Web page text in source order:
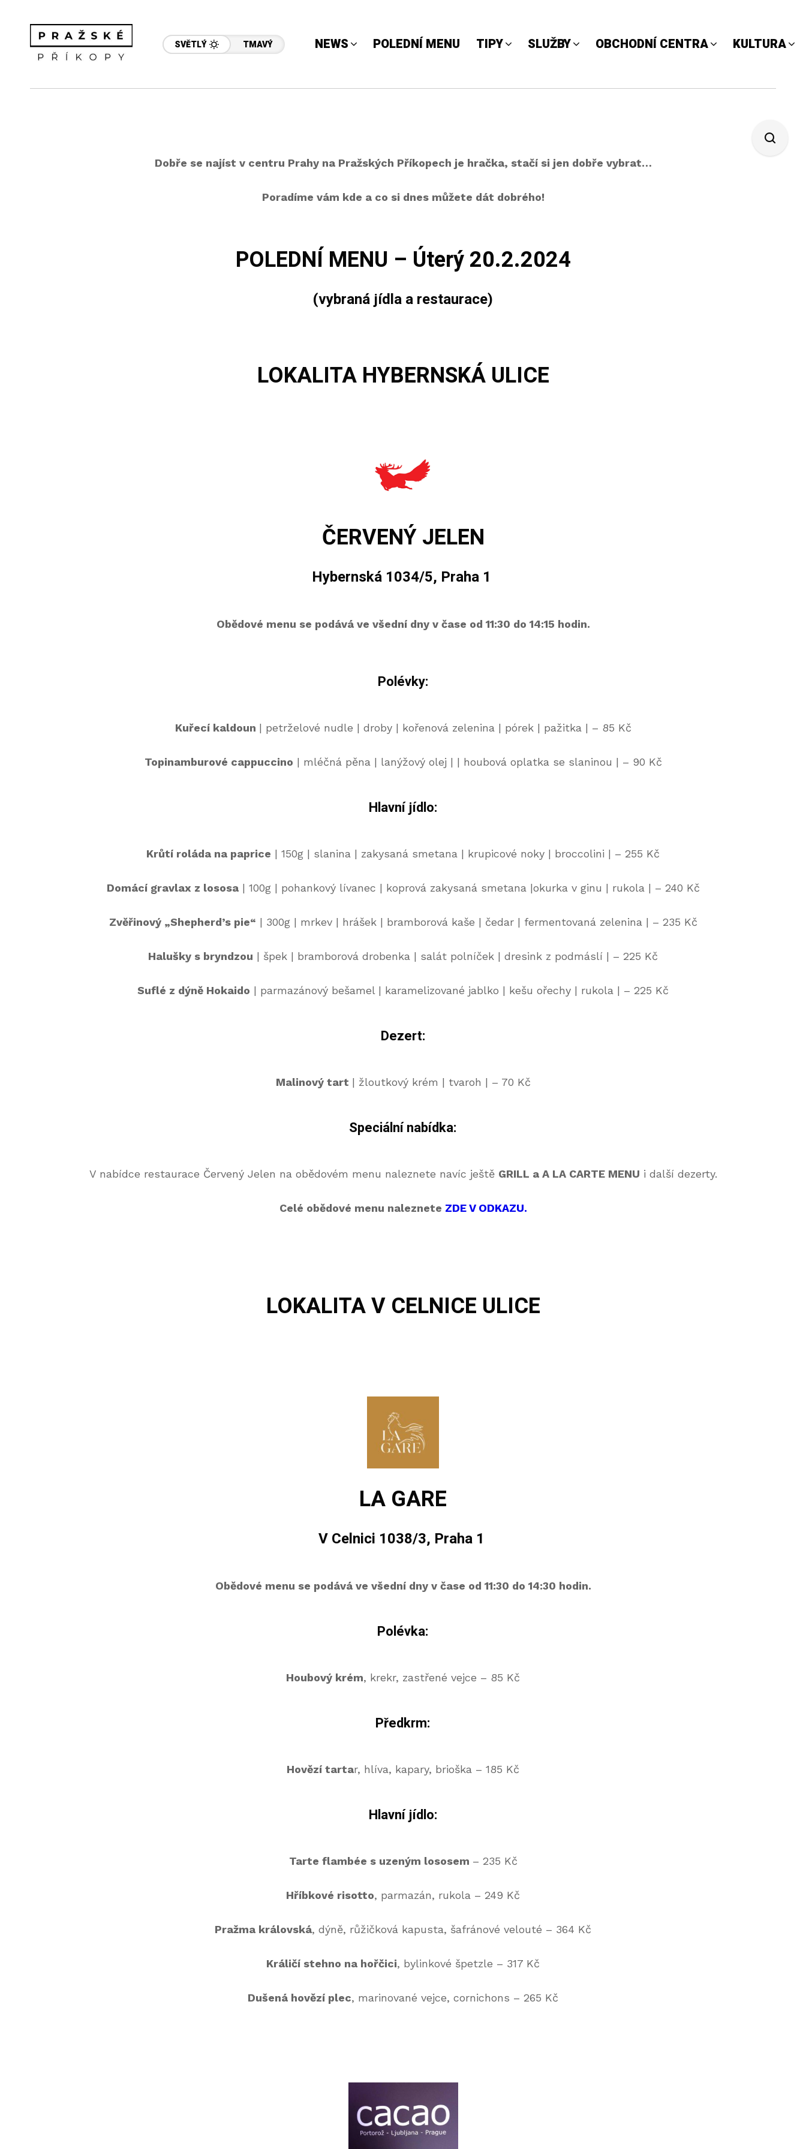
SVĚTLÝ TMAVÝ NEWS POLEDNÍ MENU TIPY SLUŽBY OBCHODNÍ CENTRA KULTURA
Dobře se najíst v centru Prahy na Pražských Příkopech je hračka, stačí si jen dobře vybrat…
Poradíme vám kde a co si dnes můžete dát dobrého!
POLEDNÍ MENU – Úterý 20.2.2024
(vybraná jídla a restaurace)
LOKALITA HYBERNSKÁ ULICE
ČERVENÝ JELEN
Hybernská 1034/5, Praha 1
Obědové menu se podává ve všední dny v čase od 11:30 do 14:15 hodin.
Polévky:
Kuřecí kaldoun | petrželové nudle | droby | kořenová zelenina | pórek | pažitka | – 85 Kč
Topinamburové cappuccino | mléčná pěna | lanýžový olej | | houbová oplatka se slaninou | – 90 Kč
Hlavní jídlo:
Krůtí roláda na paprice | 150g | slanina | zakysaná smetana | krupicové noky | broccolini | – 255 Kč
Domácí gravlax z lososa| 100g | pohankový lívanec | koprová zakysaná smetana |okurka v ginu | rukola | – 240 Kč
Zvěřinový „Shepherd’s pie“ | 300g | mrkev | hrášek | bramborová kaše | čedar | fermentovaná zelenina | – 235 Kč
Halušky s bryndzou | špek | bramborová drobenka | salát polníček | dresink z podmáslí | – 225 Kč
Suflé z dýně Hokaido | parmazánový bešamel | karamelizované jablko | kešu ořechy | rukola | – 225 Kč
Dezert:
Malinový tart | žloutkový krém | tvaroh | – 70 Kč
Speciální nabídka:
V nabídce restaurace Červený Jelen na obědovém menu naleznete navíc ještě GRILL a A LA CARTE MENU i další dezerty.
Celé obědové menu naleznete ZDE V ODKAZU.
LOKALITAV CELNICE ULICE
LA GARE
V Celnici 1038/3, Praha 1
Obědové menu se podává ve všední dny v čase od 11:30 do 14:30 hodin.
Polévka:
Houbový krém, krekr, zastřené vejce – 85 Kč
Předkrm:
Hovězí tartar, hlíva, kapary, brioška – 185 Kč
Hlavní jídlo:
Tarte flambée s uzeným lososem – 235 Kč
Hříbkové risotto, parmazán, rukola – 249 Kč
Pražma královská, dýně, růžičková kapusta, šafránové velouté – 364 Kč
Králičí stehno na hořčici, bylinkové špetzle – 317 Kč
Dušená hovězí plec, marinované vejce, cornichons – 265 Kč